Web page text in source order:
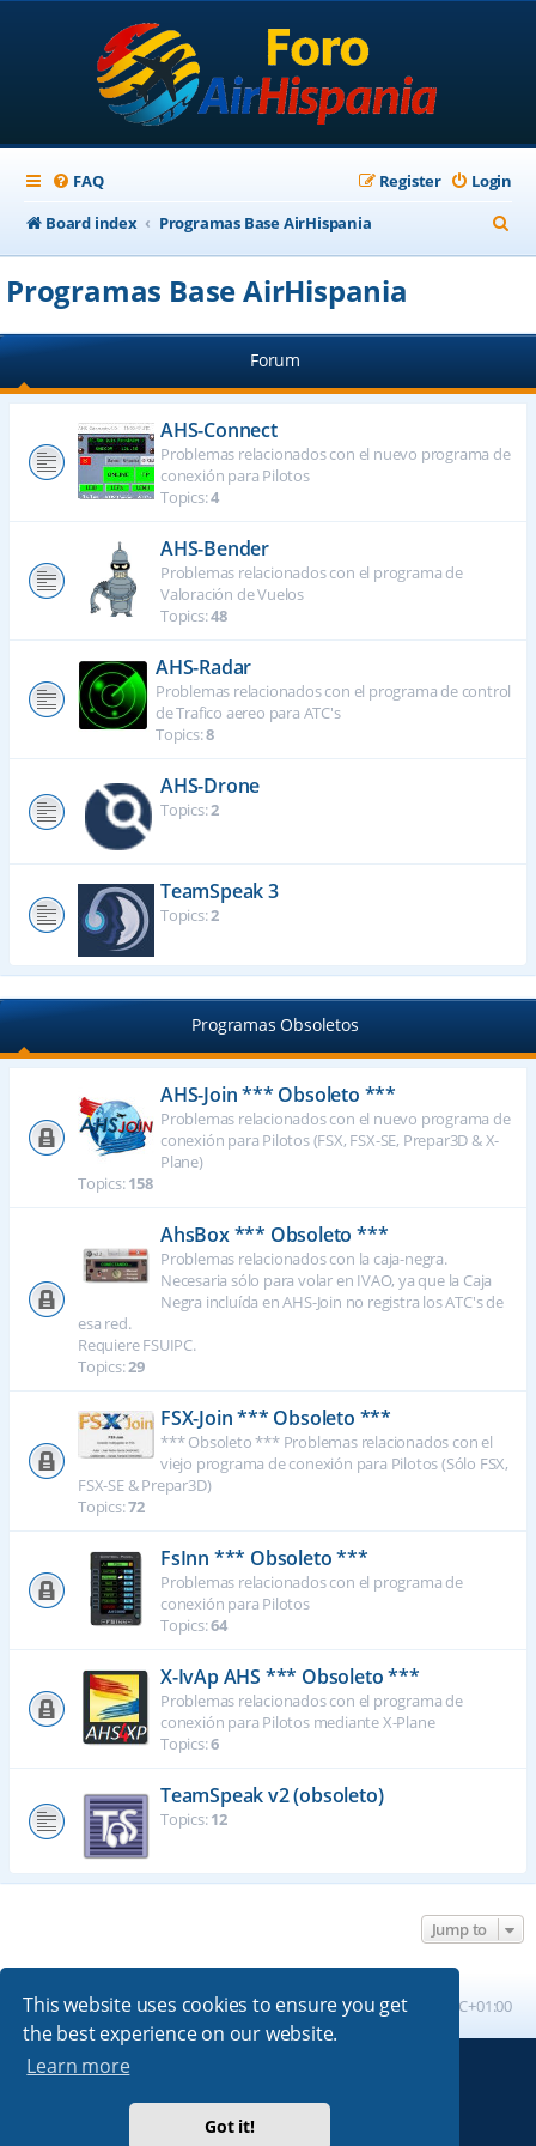
This website uses cookies to ensure you get
the best experience on our website.
Learn more
Got it!
FAQ Login
Register
Board index
Programas Base AirHispania
e
h
Programas Base AirHispania
Forum
AHS-Connect
Problemas relacionados con el nuevo programa de
conexión para Pilotos
Topics:4
AHS-Bender
Problemas relacionados con el programa de
Valoración de Vuelos
Topics:48
AHS-Radar
Problemas relacionados con el programa de control
de Trafico aereo para ATC's
Topics:8
AHS-Drone
Topics:2
TeamSpeak 3
Topics:2
Programas Obsoletos
AHS-Join *** Obsoleto ***
Problemas relacionados con el nuevo programa de
conexión para Pilotos (FSX, FSX-SE, Prepar3D & X-
Plane)
Topics:158
AhsBox *** Obsoleto ***
Problemas relacionados con la caja-negra.
Necesaria sólo para volar en IVAO, ya que la Caja
Negra incluída en AHS-Join no registra los ATC's de
esa red.
Requiere FSUIPC.
Topics:29
FSX-Join *** Obsoleto ***
*** Obsoleto *** Problemas relacionados con el
viejo programa de conexión para Pilotos (Sólo FSX,
FSX-SE & Prepar3D)
Topics:72
FsInn *** Obsoleto ***
Problemas relacionados con el programa de
conexión para Pilotos
Topics:64
X-IvAp AHS *** Obsoleto ***
Problemas relacionados con el programa de
conexión para Pilotos mediante X-Plane
Topics:6
TeamSpeak v2 (obsoleto)
Topics:12
Jump to
Board index All times are UTC+01:00
Absolution style by
Premium phpBB Styles